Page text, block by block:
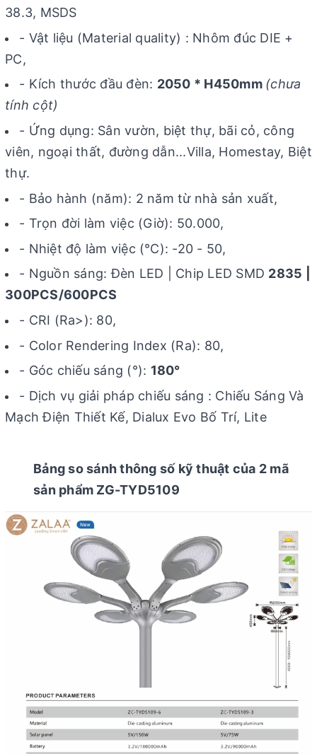
38.3, MSDS
- Vật liệu (Material quality) : Nhôm đúc DIE +
PC,
- Kích thước đầu đèn: 2050 * H450mm (chưa
tính cột)
- Ứng dụng: Sân vườn, biệt thự, bãi cỏ, công
viên, ngoại thất, đường dẫn...Villa, Homestay, Biệt
thự.
- Bảo hành (năm): 2 năm từ nhà sản xuất,
- Trọn đời làm việc (Giờ): 50.000,
- Nhiệt độ làm việc (℃): -20 - 50,
- Nguồn sáng: Đèn LED | Chip LED SMD 2835 |
300PCS/600PCS
- CRI (Ra>): 80,
- Color Rendering Index (Ra): 80,
- Góc chiếu sáng (°): 180°
- Dịch vụ giải pháp chiếu sáng : Chiếu Sáng Và
Mạch Điện Thiết Kế, Dialux Evo Bố Trí, Lite
Bảng so sánh thông số kỹ thuật của 2 mã
sản phẩm ZG-TYD5109